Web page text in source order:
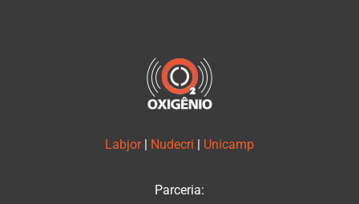
Labjor Nudecri Unicamp
Parceria: